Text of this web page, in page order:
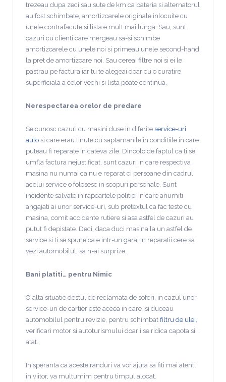
trezeau dupa zeci sau sute de km ca bateria si alternatorul
au fost schimbate, amortizoarele originale inlocuite cu
unele contrafacute si lista e mult mai lunga. Sau, sunt
cazuri cu clienti care mergeau sa-si schimbe
amortizoarele cu unele noi si primeau unele second-hand
la pret de amortizoare noi. Sau cereai filtre noi si ei le
pastrau pe factura iar tu te alegeai doar cu o curatire
superficiala a celor vechi si lista poate continua.
Nerespectarea orelor de predare
Se cunosc cazuri cu masini duse in diferite service-uri
auto si care erau tinute cu saptamanile in conditiile in care
puteau fi reparate in cateva zile. Dincolo de faptul ca ti se
umfla factura nejustificat, sunt cazuri in care respectiva
masina nu numai ca nu e reparat ci persoane din cadrul
acelui service o folosesc in scopuri personale. Sunt
incidente salvate in rapoartele politiei in care anumiti
angajati ai unor service-uri, sub pretextul ca fac teste cu
masina, comit accidente rutiere si asa astfel de cazuri au
putut fi depistate. Deci, daca duci masina la un astfel de
service si ti se spune ca e intr-un garaj in reparatii cere sa
vezi automobilul, sa n-ai surprize.
Bani platiti… pentru Nimic
O alta situatie destul de reclamata de soferi, in cazul unor
service-uri de cartier este aceea in care isi duceau
automobilul pentru revizie, pentru schimbat filtru de ulei
verificari motor si autoturismului doar i se ridica capota si…
atat.
In speranta ca aceste randuri va vor ajuta sa fiti mai atenti
in viitor, va multumim pentru timpul alocat.